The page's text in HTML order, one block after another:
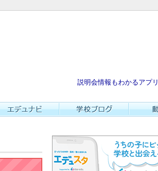
説明会情報もわかるアプリ